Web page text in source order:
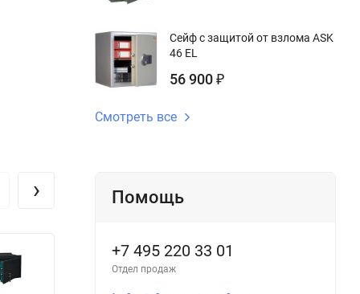
›
Сейф с защитой от взлома ASK
46 EL
56 900 ₽
Смотреть все
Помощь
+7 495 220 33 01
Отдел продаж